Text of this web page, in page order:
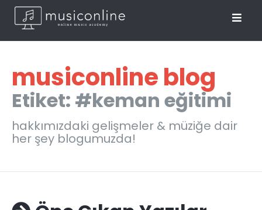
musiconline blog
Etiket: #keman eğitimi
hakkımızdaki gelişmeler & müziğe dair
her şey blogumuzda!